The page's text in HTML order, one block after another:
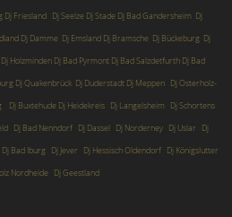
Dj Friesland Dj Seelze Dj Stade Dj Bad Gandersheim Dj
Dj Damme Dj Emsland Dj Bramsche Dj Bückeburg Dj
Dj Holzminden Dj Bad Pyrmont Dj Bad Salzdetfurth Dj Bad
Dj Quakenbrück Dj Duderstadt Dj Meppen Dj Osterholz-
Dj Buxtehude Dj Heidekreis Dj Langelsheim
Dj Schortens
Dj Bad Nenndorf Dj Dassel Dj Norderney Dj Uslar
Dj
Dj Bad Iburg Dj Jever Dj Hessisch Oldendorf Dj Königslutter
Nordheide Dj Geestland